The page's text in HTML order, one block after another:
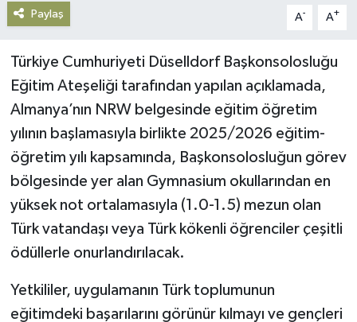
Paylaş A- A+
Türkiye Cumhuriyeti Düselldorf Başkonsolosluğu
Eğitim Ateşeliği tarafından yapılan açıklamada,
Almanya’nın NRW belgesinde eğitim öğretim
yılının başlamasıyla birlikte 2025/2026 eğitim-
öğretim yılı kapsamında, Başkonsolosluğun görev
bölgesinde yer alan Gymnasium okullarından en
yüksek not ortalamasıyla (1.0-1.5) mezun olan
Türk vatandaşı veya Türk kökenli öğrenciler çeşitli
ödüllerle onurlandırılacak.
Yetkililer, uygulamanın Türk toplumunun
eğitimdeki başarılarını görünür kılmayı ve gençleri
Sağlık
Siyaset
Yerel